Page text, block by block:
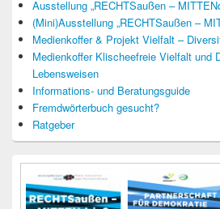
Ausstellung „RECHTSaußen –
(Mini)Ausstellung „RECHTSaußen –
Medienkoffer & Projekt Vielfalt –
Medienkoffer Klischeefreie Vielfalt und
Lebensweisen
Informations- und Beratungsguide
Fremdwörterbuch gesucht?
Ratgeber